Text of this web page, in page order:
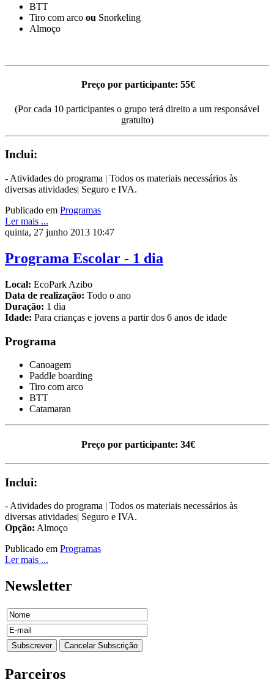
BTT
Tiro com arco ou Snorkeling
Almoço
Preço por participante: 55€
(Por cada 10 participantes o grupo terá direito a um responsável
gratuito)
Inclui:
- Atividades do programa | Todos os materiais necessários às
diversas atividades| Seguro e IVA.
Publicado em Programas
Ler mais ...
quinta, 27 junho 2013 10:47
Programa Escolar - 1 dia
Local: EcoPark Azibo
Data de realização: Todo o ano
Duração: 1 dia
Idade: Para crianças e jovens a partir dos 6 anos de idade
Programa
Canoagem
Paddle boarding
Tiro com arco
BTT
Catamaran
Preço por participante: 34€
Inclui:
- Atividades do programa | Todos os materiais necessários às
diversas atividades| Seguro e IVA.
Opção: Almoço
Publicado em Programas
Ler mais ...
Newsletter
Parceiros